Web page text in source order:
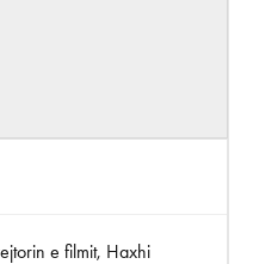
e filmit, Haxhi